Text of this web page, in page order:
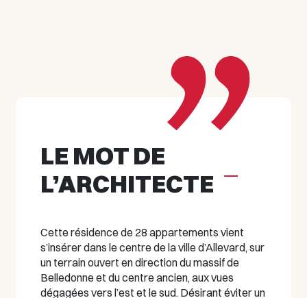
LE MOT DE
L’ARCHITECTE
Cette résidence de 28 appartements vient
s’insérer dans le centre de la ville d’Allevard, sur
un terrain ouvert en direction du massif de
Belledonne et du centre ancien, aux vues
dégagées vers l’est et le sud. Désirant éviter un